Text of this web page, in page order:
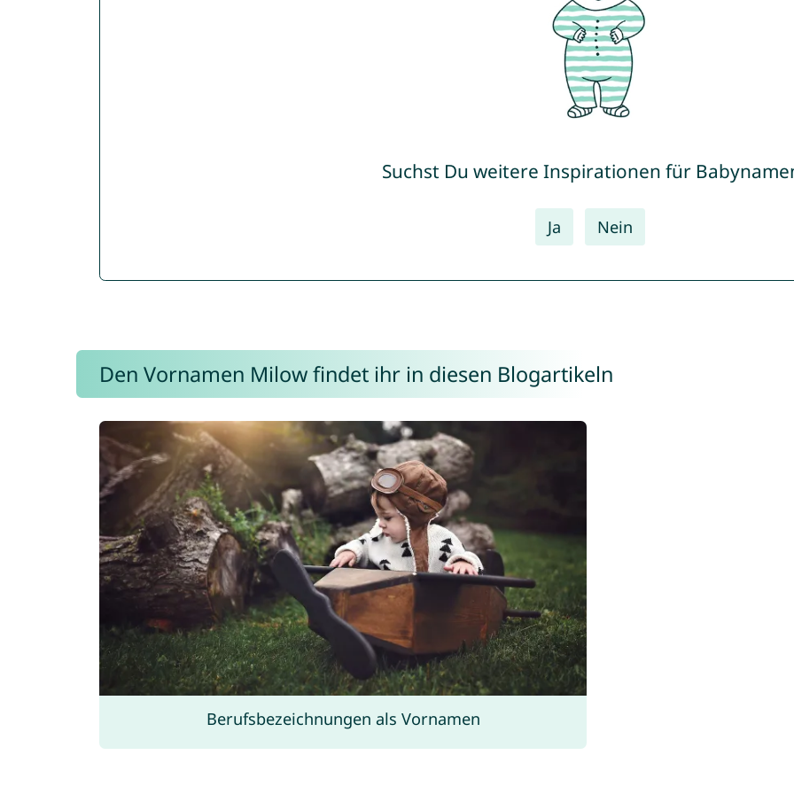
Suchst Du weitere Inspirationen für
Ja Nein
Den Vornamen Milow findet ihr in diesen Blogartikeln
Berufsbezeichnungen als Vornamen